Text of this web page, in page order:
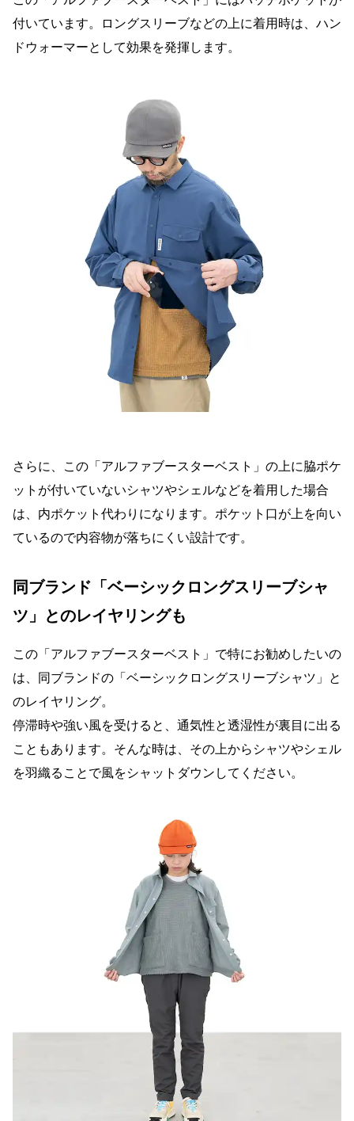
付いています。ロングスリーブなどの上に着用時は、ハン
ドウォーマーとして効果を発揮します。
さらに、この「アルファブースターベスト」の上に脇ポケ
ットが付いていないシャツやシェルなどを着用した場合
は、内ポケット代わりになります。ポケット口が上を向い
ているので内容物が落ちにくい設計です。
同ブランド「ベーシックロングスリーブシャ
ツ」とのレイヤリングも
この「アルファブースターベスト」で特にお勧めしたいの
は、同ブランドの「ベーシックロングスリーブシャツ」と
のレイヤリング。
停滞時や強い風を受けると、通気性と透湿性が裏目に出る
こともあります。そんな時は、その上からシャツやシェル
を羽織ることで風をシャットダウンしてください。